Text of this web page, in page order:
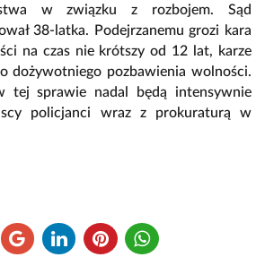
w związku z rozbojem. Sąd
38-latka. Podejrzanemu grozi kara
na czas nie krótszy od 12 lat, karze
dożywotniego pozbawienia wolności.
tej sprawie nadal będą intensywnie
policjanci wraz z prokuraturą w